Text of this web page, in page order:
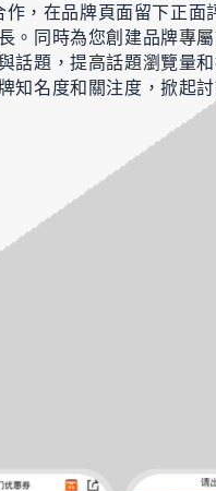
，在品牌頁面留下正面
。同時為您創建品牌專
話題，提高話題瀏覽量
知名度和關注度，掀起討